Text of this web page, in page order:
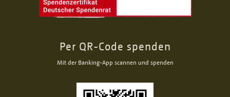
Per QR-Code spenden
Mit der Banking-App scannen und spenden